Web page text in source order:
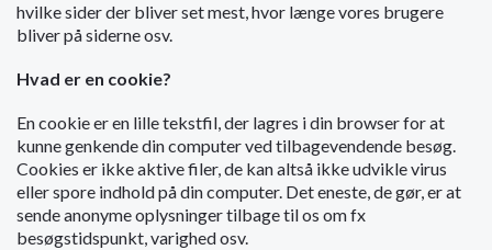
hvilke sider der bliver set mest, hvor længe vores brugere
bliver på siderne osv.
Hvad er en cookie?
En cookie er en lille tekstfil, der lagres i din browser for at
kunne genkende din computer ved tilbagevendende besøg.
Cookies er ikke aktive filer, de kan altså ikke udvikle virus
eller spore indhold på din computer. Det eneste, de gør, er at
sende anonyme oplysninger tilbage til os om fx
besøgstidspunkt, varighed osv.